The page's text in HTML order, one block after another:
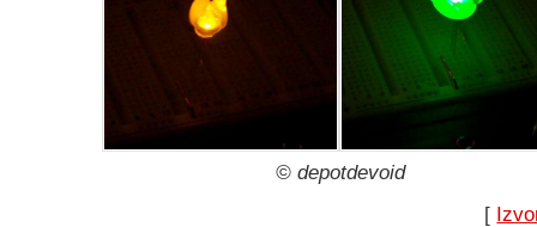
© depotdevoid
[